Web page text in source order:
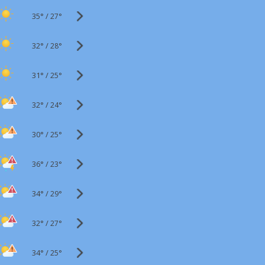
35° /27°
32° /28°
31° /25°
32° /24°
30° /25°
36° /23°
34° /29°
32° /27°
34° /25°